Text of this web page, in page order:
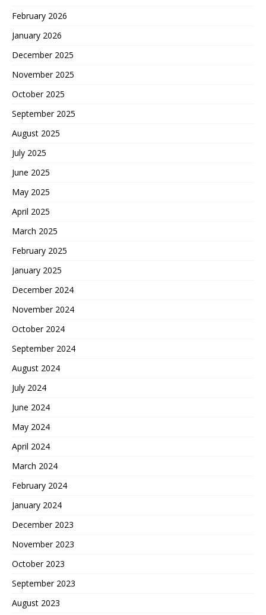
February 2026
January 2026
December 2025
November 2025
October 2025
September 2025
August 2025
July 2025
June 2025
May 2025
April 2025
March 2025
February 2025
January 2025
December 2024
November 2024
October 2024
September 2024
August 2024
July 2024
June 2024
May 2024
April 2024
March 2024
February 2024
January 2024
December 2023
November 2023
October 2023
September 2023
August 2023